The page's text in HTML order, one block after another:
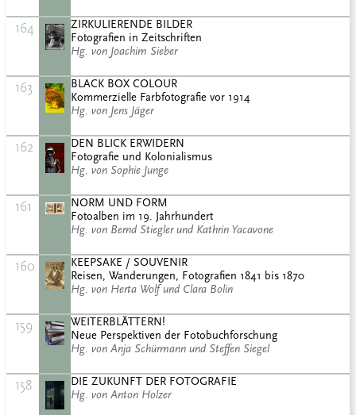
164
ZIRKULIERENDE BILDER
Fotografien in Zeitschriften
Hg. von Joachim Sieber
163
BLACK BOX COLOUR
Kommerzielle Farbfotografie vor 1914
Hg. von Jens Jäger
162
DEN BLICK ERWIDERN
Fotografie und Kolonialismus
Hg. von Sophie Junge
161
NORM UND FORM
Fotoalben im 19. Jahrhundert
Hg. von Bernd Stiegler und Kathrin Yacavone
160
KEEPSAKE / SOUVENIR
Reisen, Wanderungen, Fotografien 1841 bis 1870
Hg. von Herta Wolf und Clara Bolin
159
WEITERBLÄTTERN!
Neue Perspektiven der Fotobuchforschung
Hg. von Anja Schürmann und Steffen Siegel
158
DIE ZUKUNFT DER FOTOGRAFIE
Hg. von Anton Holzer